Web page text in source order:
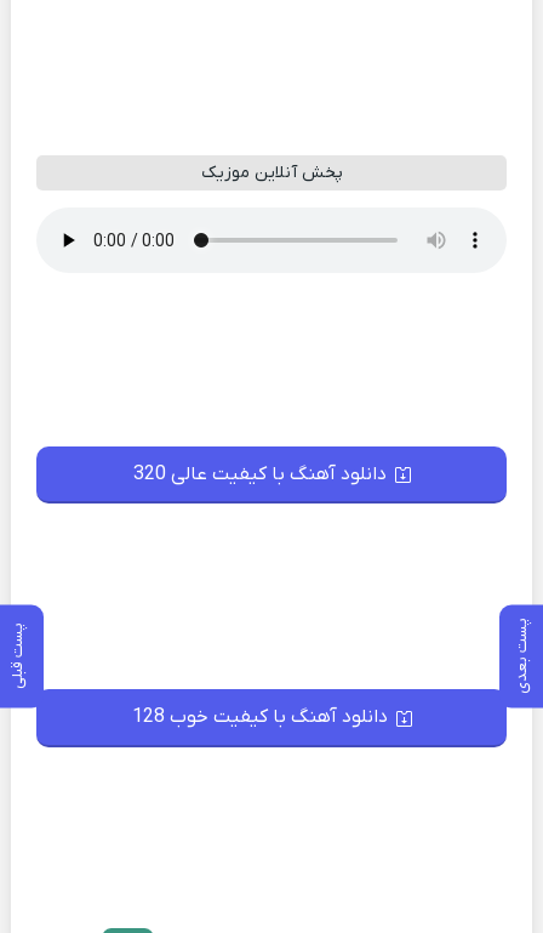
پست بعدی پست قبلی
پخش آنلاین موزیک
دانلود آهنگ با کیفیت عالی 320
دانلود آهنگ با کیفیت خوب 128